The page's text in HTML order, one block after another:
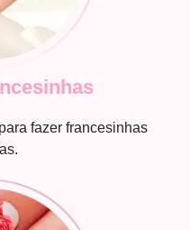
fazer francesinhas